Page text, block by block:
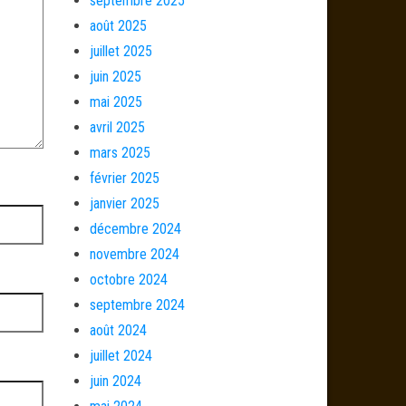
août 2025
juillet 2025
juin 2025
mai 2025
avril 2025
mars 2025
février 2025
janvier 2025
décembre 2024
novembre 2024
octobre 2024
septembre 2024
août 2024
juillet 2024
juin 2024